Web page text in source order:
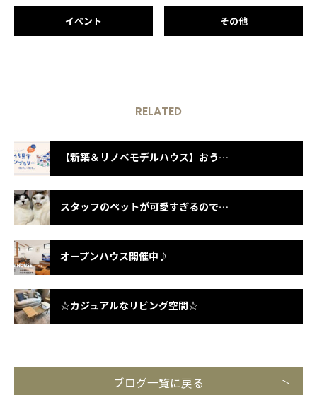
イベント その他
RELATED
【新築＆リノベモデルハウス】おうち見学スタンプラリー
スタッフのペットが可愛すぎるので紹介します♡ Part4
オープンハウス開催中♪
☆カジュアルなリビング空間☆
ブログ一覧に戻る